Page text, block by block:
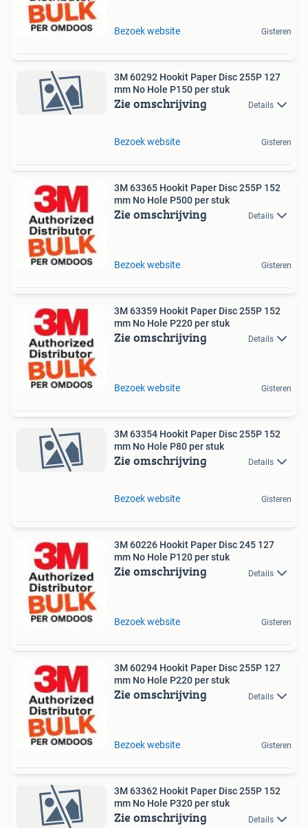
Bezoek website Gisteren
3M 60292 Hookit Paper Disc 255P 127
mm No Hole P150 per stuk
Zie omschrijving Details
Bezoek website Gisteren
3M 63365 Hookit Paper Disc 255P 152
mm No Hole P500 per stuk
Zie omschrijving Details
Bezoek website Gisteren
3M 63359 Hookit Paper Disc 255P 152
mm No Hole P220 per stuk
Zie omschrijving Details
Bezoek website Gisteren
3M 63354 Hookit Paper Disc 255P 152
mm No Hole P80 per stuk
Zie omschrijving Details
Bezoek website Gisteren
3M 60226 Hookit Paper Disc 245 127
mm No Hole P120 per stuk
Zie omschrijving Details
Bezoek website Gisteren
3M 60294 Hookit Paper Disc 255P 127
mm No Hole P220 per stuk
Zie omschrijving Details
Bezoek website Gisteren
3M 63362 Hookit Paper Disc 255P 152
mm No Hole P320 per stuk
Zie omschrijving Details